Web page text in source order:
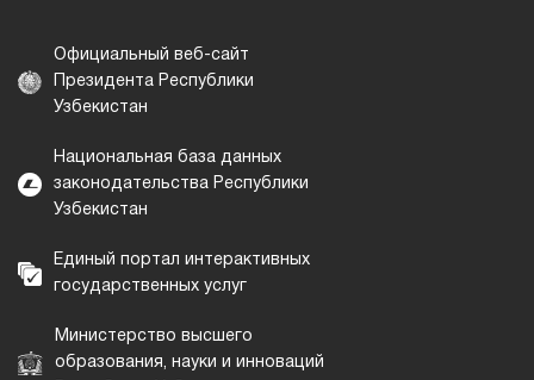
Официальный веб-сайт
Президента Республики
Узбекистан
Национальная база данных
законодательства Республики
Узбекистан
Единый портал интерактивных
государственных услуг
Министерство высшего
образования, науки и инноваций